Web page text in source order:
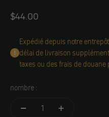
Angebot
$44.00
Expédié depuis notre
délai de livraison
taxes ou des frais de
nombre :